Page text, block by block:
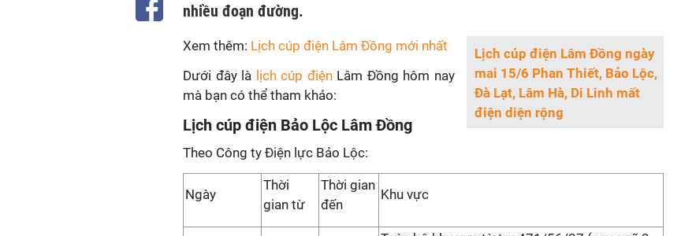
nhiều đoạn đường.
Lịch cúp điện Lâm Đồng ngày
mai 15/6 Phan Thiết, Bảo Lộc,
Đà Lạt, Lâm Hà, Di Linh mất
điện diện rộng
Xem thêm: Lịch cúp điện Lâm Đồng mới nhất
Dưới đây là lịch cúp điệnLâm Đồng hôm nay
mà bạn có thể tham khảo:
Lịch cúp điện Bảo Lộc Lâm Đồng
Theo Công ty Điện lực Bảo Lộc:
Ngày
Thời
gian từ
Thời gian
đến
Khu vực